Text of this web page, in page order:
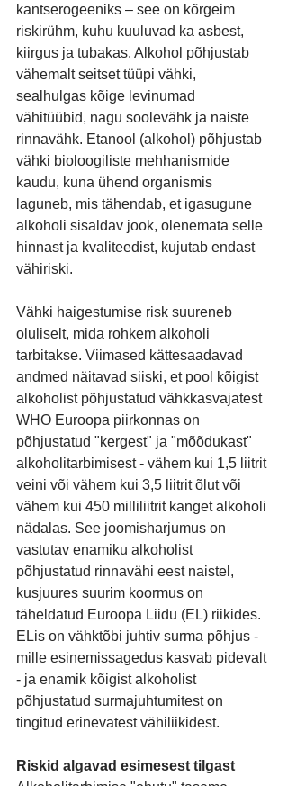
kantserogeeniks – see on kõrgeim
riskirühm, kuhu kuuluvad ka asbest,
kiirgus ja tubakas. Alkohol põhjustab
vähemalt seitset tüüpi vähki,
sealhulgas kõige levinumad
vähitüübid, nagu soolevähk ja naiste
rinnavähk. Etanool (alkohol) põhjustab
vähki bioloogiliste mehhanismide
kaudu, kuna ühend organismis
laguneb, mis tähendab, et igasugune
alkoholi sisaldav jook, olenemata selle
hinnast ja kvaliteedist, kujutab endast
vähiriski.
Vähki haigestumise risk suureneb
oluliselt, mida rohkem alkoholi
tarbitakse. Viimased kättesaadavad
andmed näitavad siiski, et pool kõigist
alkoholist põhjustatud vähkkasvajatest
WHO Euroopa piirkonnas on
põhjustatud "kergest" ja "mõõdukast"
alkoholitarbimisest - vähem kui 1,5 liitrit
veini või vähem kui 3,5 liitrit õlut või
vähem kui 450 milliliitrit kanget alkoholi
nädalas. See joomisharjumus on
vastutav enamiku alkoholist
põhjustatud rinnavähi eest naistel,
kusjuures suurim koormus on
täheldatud Euroopa Liidu (EL) riikides.
ELis on vähktõbi juhtiv surma põhjus -
mille esinemissagedus kasvab pidevalt
- ja enamik kõigist alkoholist
põhjustatud surmajuhtumitest on
tingitud erinevatest vähiliikidest.
Riskid algavad esimesest tilgast